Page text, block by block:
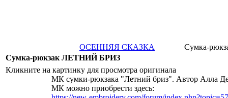
ОСЕННЯЯ СКАЗКА
Сумка-
Сумка-рюкзак ЛЕТНИЙ БРИЗ
Кликните на картинку для просмотра оригинала
МК сумки-рюкзака "Летний бриз". Автор Алла
МК можно приобрести здесь: